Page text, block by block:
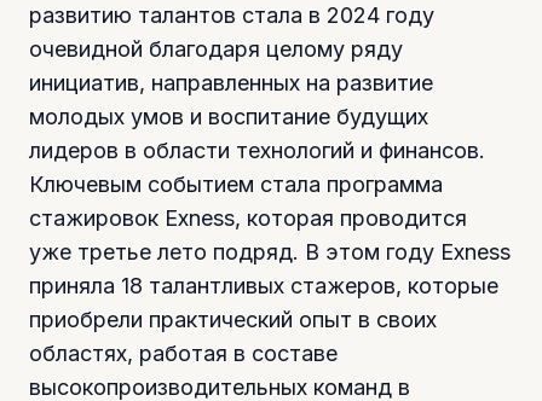
развитию талантов стала в 2024 году
очевидной благодаря целому ряду
инициатив, направленных на развитие
молодых умов и воспитание будущих
лидеров в области технологий и финансов.
Ключевым событием стала программа
стажировок Exness, которая проводится
уже третье лето подряд. В этом году Exness
приняла 18 талантливых стажеров, которые
приобрели практический опыт в своих
областях, работая в составе
высокопроизводительных команд в